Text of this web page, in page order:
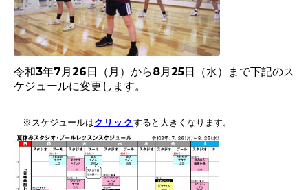
令和3年7月26日（月）から8月25日（水）まで下記のス
ケジュールに変更します。
※スケジュールはクリックすると大きくなります。